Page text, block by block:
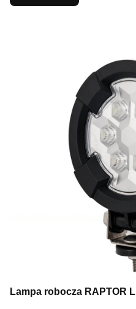
Lampa robocza RAPTOR